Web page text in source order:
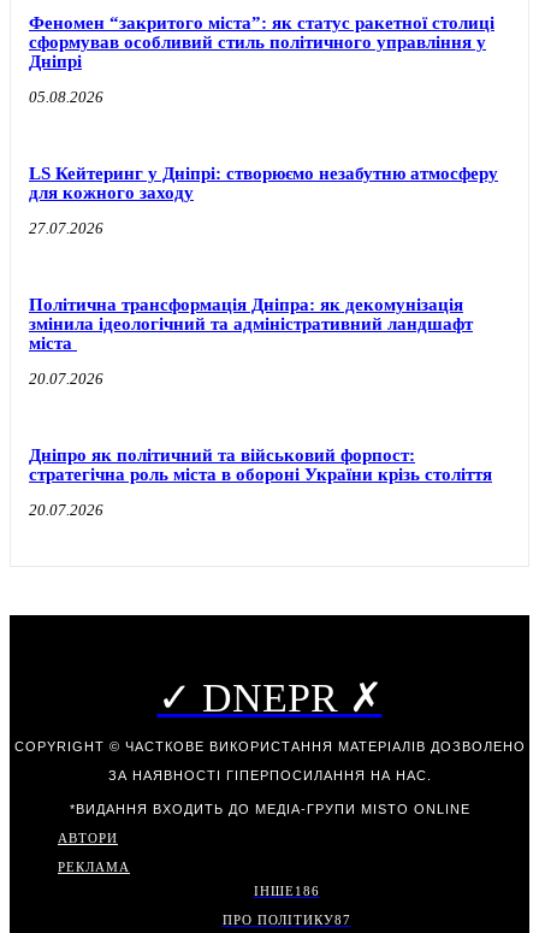
Феномен “закритого міста”: як статус ракетної столиці
сформував особливий стиль політичного управління у
Дніпрі
05.08.2026
LS Кейтеринг у Дніпрі: створюємо незабутню атмосферу
для кожного заходу
27.07.2026
Політична трансформація Дніпра: як декомунізація
змінила ідеологічний та адміністративний ландшафт
міста
20.07.2026
Дніпро як політичний та військовий форпост:
стратегічна роль міста в обороні України крізь століття
20.07.2026
✓ DNEPR ✗
COPYRIGHT © ЧАСТКОВЕ ВИКОРИСТАННЯ МАТЕРІАЛІВ ДОЗВОЛЕНО
ЗА НАЯВНОСТІ ГІПЕРПОСИЛАННЯ НА НАС.
*ВИДАННЯ ВХОДИТЬ ДО МЕДІА-ГРУПИ MISTO ONLINE
АВТОРИ
РЕКЛАМА
ІНШЕ186
ПРО ПОЛІТИКУ87